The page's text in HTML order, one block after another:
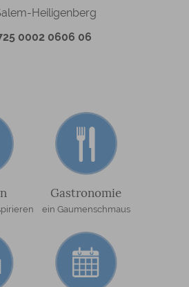
Heiligenberg
0002 0606 06
Gastronomie
ein Gaumenschmaus